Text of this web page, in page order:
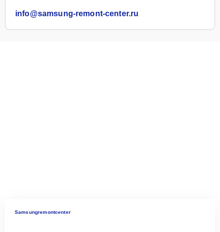
info@samsung-remont-center.ru
Samsungremontcenter